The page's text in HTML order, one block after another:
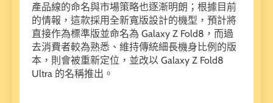
產品線的命名與市場策略也逐漸明朗；根據目前
的情報，這款採用全新寬版設計的機型，預計將
直接作為標準版並命名為 Galaxy Z Fold8，而過
去消費者較為熟悉、維持傳統細長機身比例的版
本，則會被重新定位，並改以 Galaxy Z Fold8
Ultra 的名稱推出。